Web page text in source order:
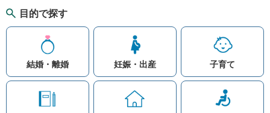
目的で探す
結婚・離婚 妊娠・出産 子育て